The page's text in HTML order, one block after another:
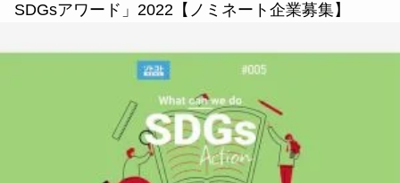
SDGsアワード」2022【ノミネート企業募集】